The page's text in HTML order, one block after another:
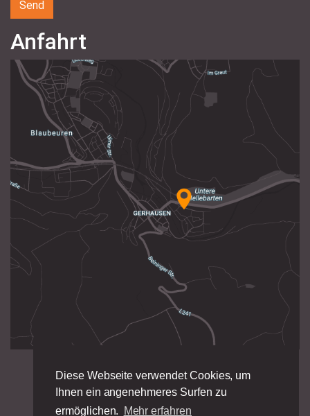
Diese Webseite verwendet Cookies, um
Ihnen ein angenehmeres Surfen zu
ermöglichen.
Mehr erfahren
Anfahrt